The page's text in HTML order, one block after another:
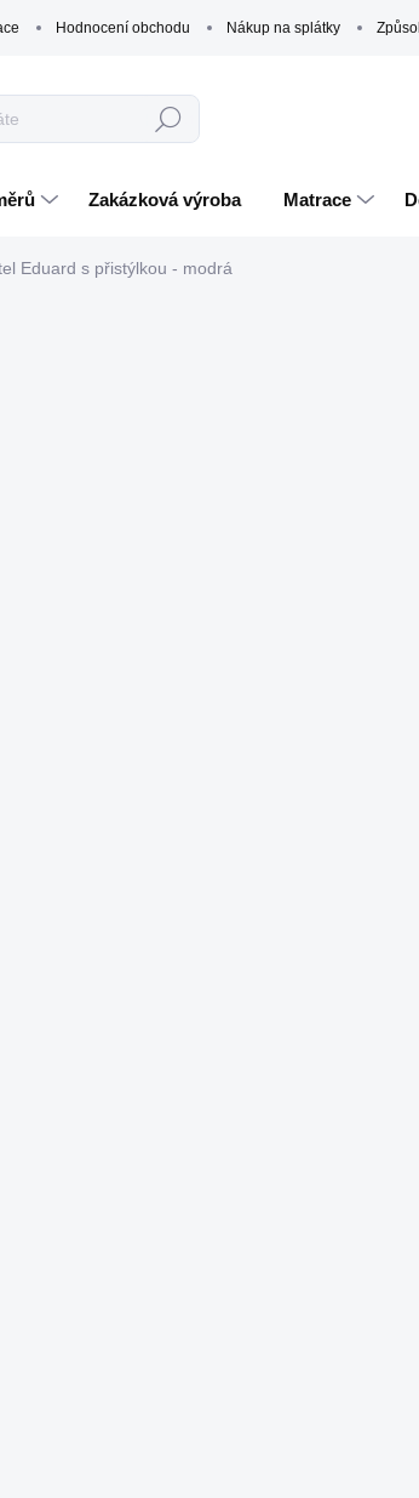
Hodnocení obchodu Nákup na splátky
Hledat
Zakázková výroba Matrace
Eduard s přistýlkou - modrá